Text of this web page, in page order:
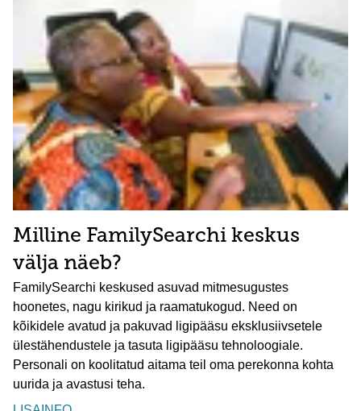
Milline FamilySearchi keskus
välja näeb?
FamilySearchi keskused asuvad mitmesugustes
hoonetes, nagu kirikud ja raamatukogud. Need on
kõikidele avatud ja pakuvad ligipääsu eksklusiivsetele
ülestähendustele ja tasuta ligipääsu tehnoloogiale.
Personali on koolitatud aitama teil oma perekonna kohta
uurida ja avastusi teha.